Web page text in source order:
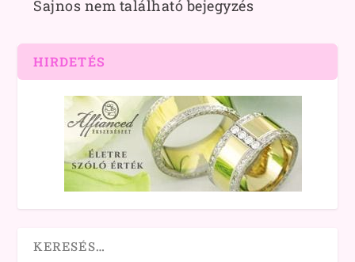
Sajnos nem található bejegyzés
HIRDETÉS